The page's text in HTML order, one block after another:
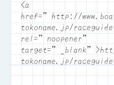
<a
href=”http://
tokoname.jp/
rel=”noopener”
tokoname.jp/